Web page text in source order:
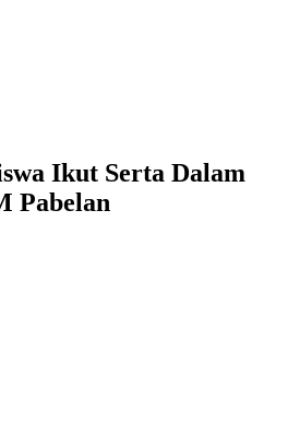
Ikut Serta Dalam
Pabelan